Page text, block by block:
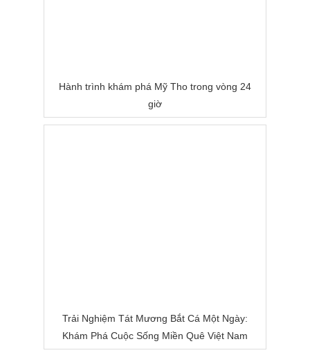
Hành trình khám phá Mỹ Tho trong vòng 24
giờ
Trải Nghiệm Tát Mương Bắt Cá Một Ngày:
Khám Phá Cuộc Sống Miền Quê Việt Nam